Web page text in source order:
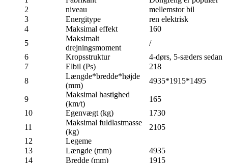
2
niveau
mellemstor bil
3
Energitype
ren elektrisk
4
Maksimal effekt
160
5
Maksimalt
drejningsmoment
/
6
Kropsstruktur
4-dørs, 5-sæders sedan
7
Elbil (Ps)
218
8
Længde*bredde*højde
(mm)
4935*1915*1495
9
Maksimal hastighed
(km/t)
165
10
Egenvægt (kg)
1730
11
Maksimal fuldlastmasse
(kg)
2105
12
Legeme
13
Længde (mm)
4935
14
Bredde (mm)
1915